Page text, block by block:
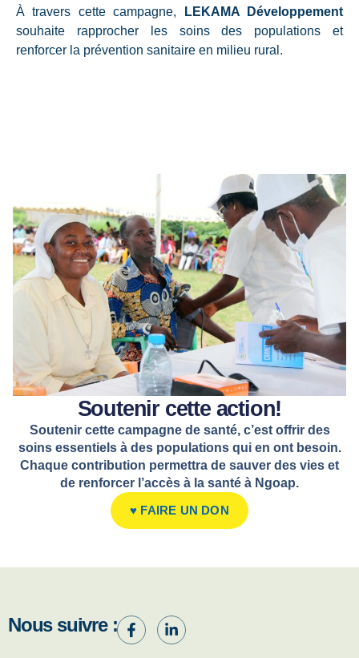
À travers cette campagne,
LEKAMA Développement
souhaite rapprocher les soins des populations et
renforcer la prévention sanitaire en milieu rural.
Soutenir cette action!
Soutenir cette campagne de santé, c’est offrir des
soins essentiels à des populations qui en ont besoin.
Chaque contribution permettra de sauver des vies et
de renforcer l’accès à la santé à Ngoap.
♥️ FAIRE UN DON
Nous suivre :